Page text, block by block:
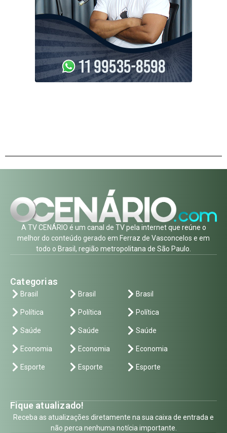
A TV CENÁRIO é um canal de TV pela internet que reúne o
melhor do conteúdo gerado em Ferraz de Vasconcelos e em
todo o Brasil, região metropolitana de São Paulo.
Categorias
Brasil
Política
Saúde
Economia
Esporte
Brasil
Política
Saúde
Economia
Esporte
Brasil
Política
Saúde
Economia
Esporte
Fique atualizado!
Receba as atualizações diretamente na sua caixa de entrada e
não perca nenhuma notícia importante.